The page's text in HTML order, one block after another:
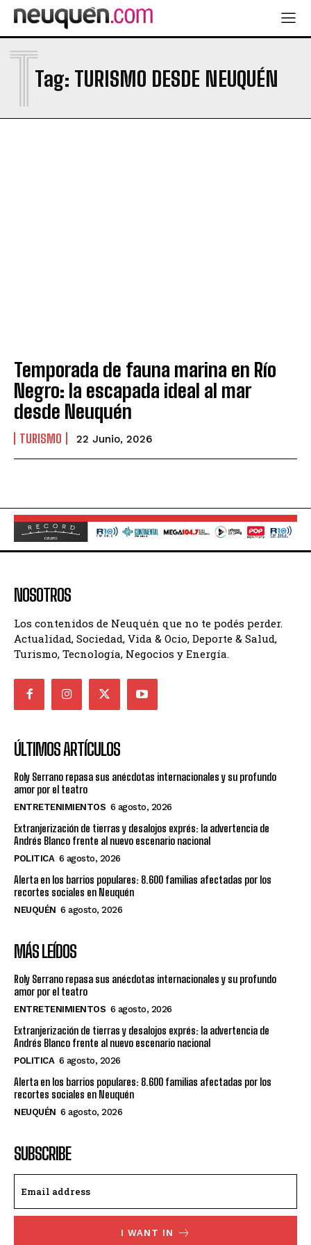
Tag: TURISMO DESDE NEUQUÉN
T
Temporada de fauna marina en Río
Negro: la escapada ideal al mar
desde Neuquén
TURISMO 22 Junio, 2026
NOSOTROS
Los contenidos de Neuquén que no te podés perder.
Actualidad, Sociedad, Vida & Ocio, Deporte & Salud,
Turismo, Tecnología, Negocios y Energía.
ÚLTIMOS ARTÍCULOS
Roly Serrano repasa sus anécdotas internacionales y su profundo
amor por el teatro
ENTRETENIMIENTOS 6 agosto, 2026
Extranjerización de tierras y desalojos exprés: la advertencia de
Andrés Blanco frente al nuevo escenario nacional
POLITICA 6 agosto, 2026
Alerta en los barrios populares: 8.600 familias afectadas por los
recortes sociales en Neuquén
NEUQUÉN 6 agosto, 2026
MÁS LEÍDOS
Roly Serrano repasa sus anécdotas internacionales y su profundo
amor por el teatro
ENTRETENIMIENTOS 6 agosto, 2026
Extranjerización de tierras y desalojos exprés: la advertencia de
Andrés Blanco frente al nuevo escenario nacional
POLITICA 6 agosto, 2026
Alerta en los barrios populares: 8.600 familias afectadas por los
recortes sociales en Neuquén
NEUQUÉN 6 agosto, 2026
SUBSCRIBE
I WANT IN